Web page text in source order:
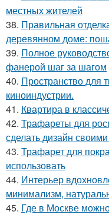
местных жителей
38. Правильная
деревянном доме:
39. Полное
фанерой шаг за шагом
40. Пространство для
киноиндустрии.
41. Квартира в
42. Трафареты для
сделать дизайн
43. Трафарет для
использовать
44. Интерьер
минимализм,
45. Где в Москве